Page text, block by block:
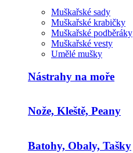
Muškařské sady
Muškařské krabičky
Muškařské podběráky
Muškařské vesty
Umělé mušky
Nástrahy na moře
Nože, Kleště, Peany
Batohy, Obaly, Tašky